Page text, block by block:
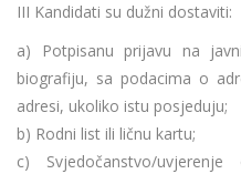
III Kandidati su dužni dostaviti:
a) Potpisanu prijavu na
biografiju, sa podacima o
adresi, ukoliko istu posjeduju;
b) Rodni list ili ličnu kartu;
c) Svjedočanstvo/